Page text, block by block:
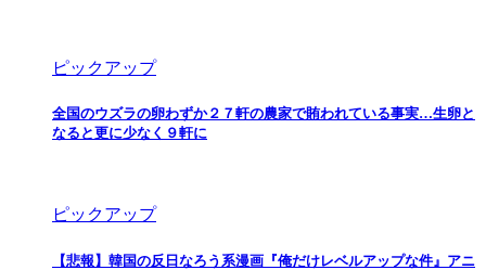
ピックアップ
全国のウズラの卵わずか２７軒の農家で賄われている事実…生卵と
なると更に少なく９軒に
ピックアップ
【悲報】韓国の反日なろう系漫画『俺だけレベルアップな件』アニ